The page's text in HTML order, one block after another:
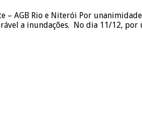
– AGB Rio e Niterói Por
a inundações. No dia 11/12,